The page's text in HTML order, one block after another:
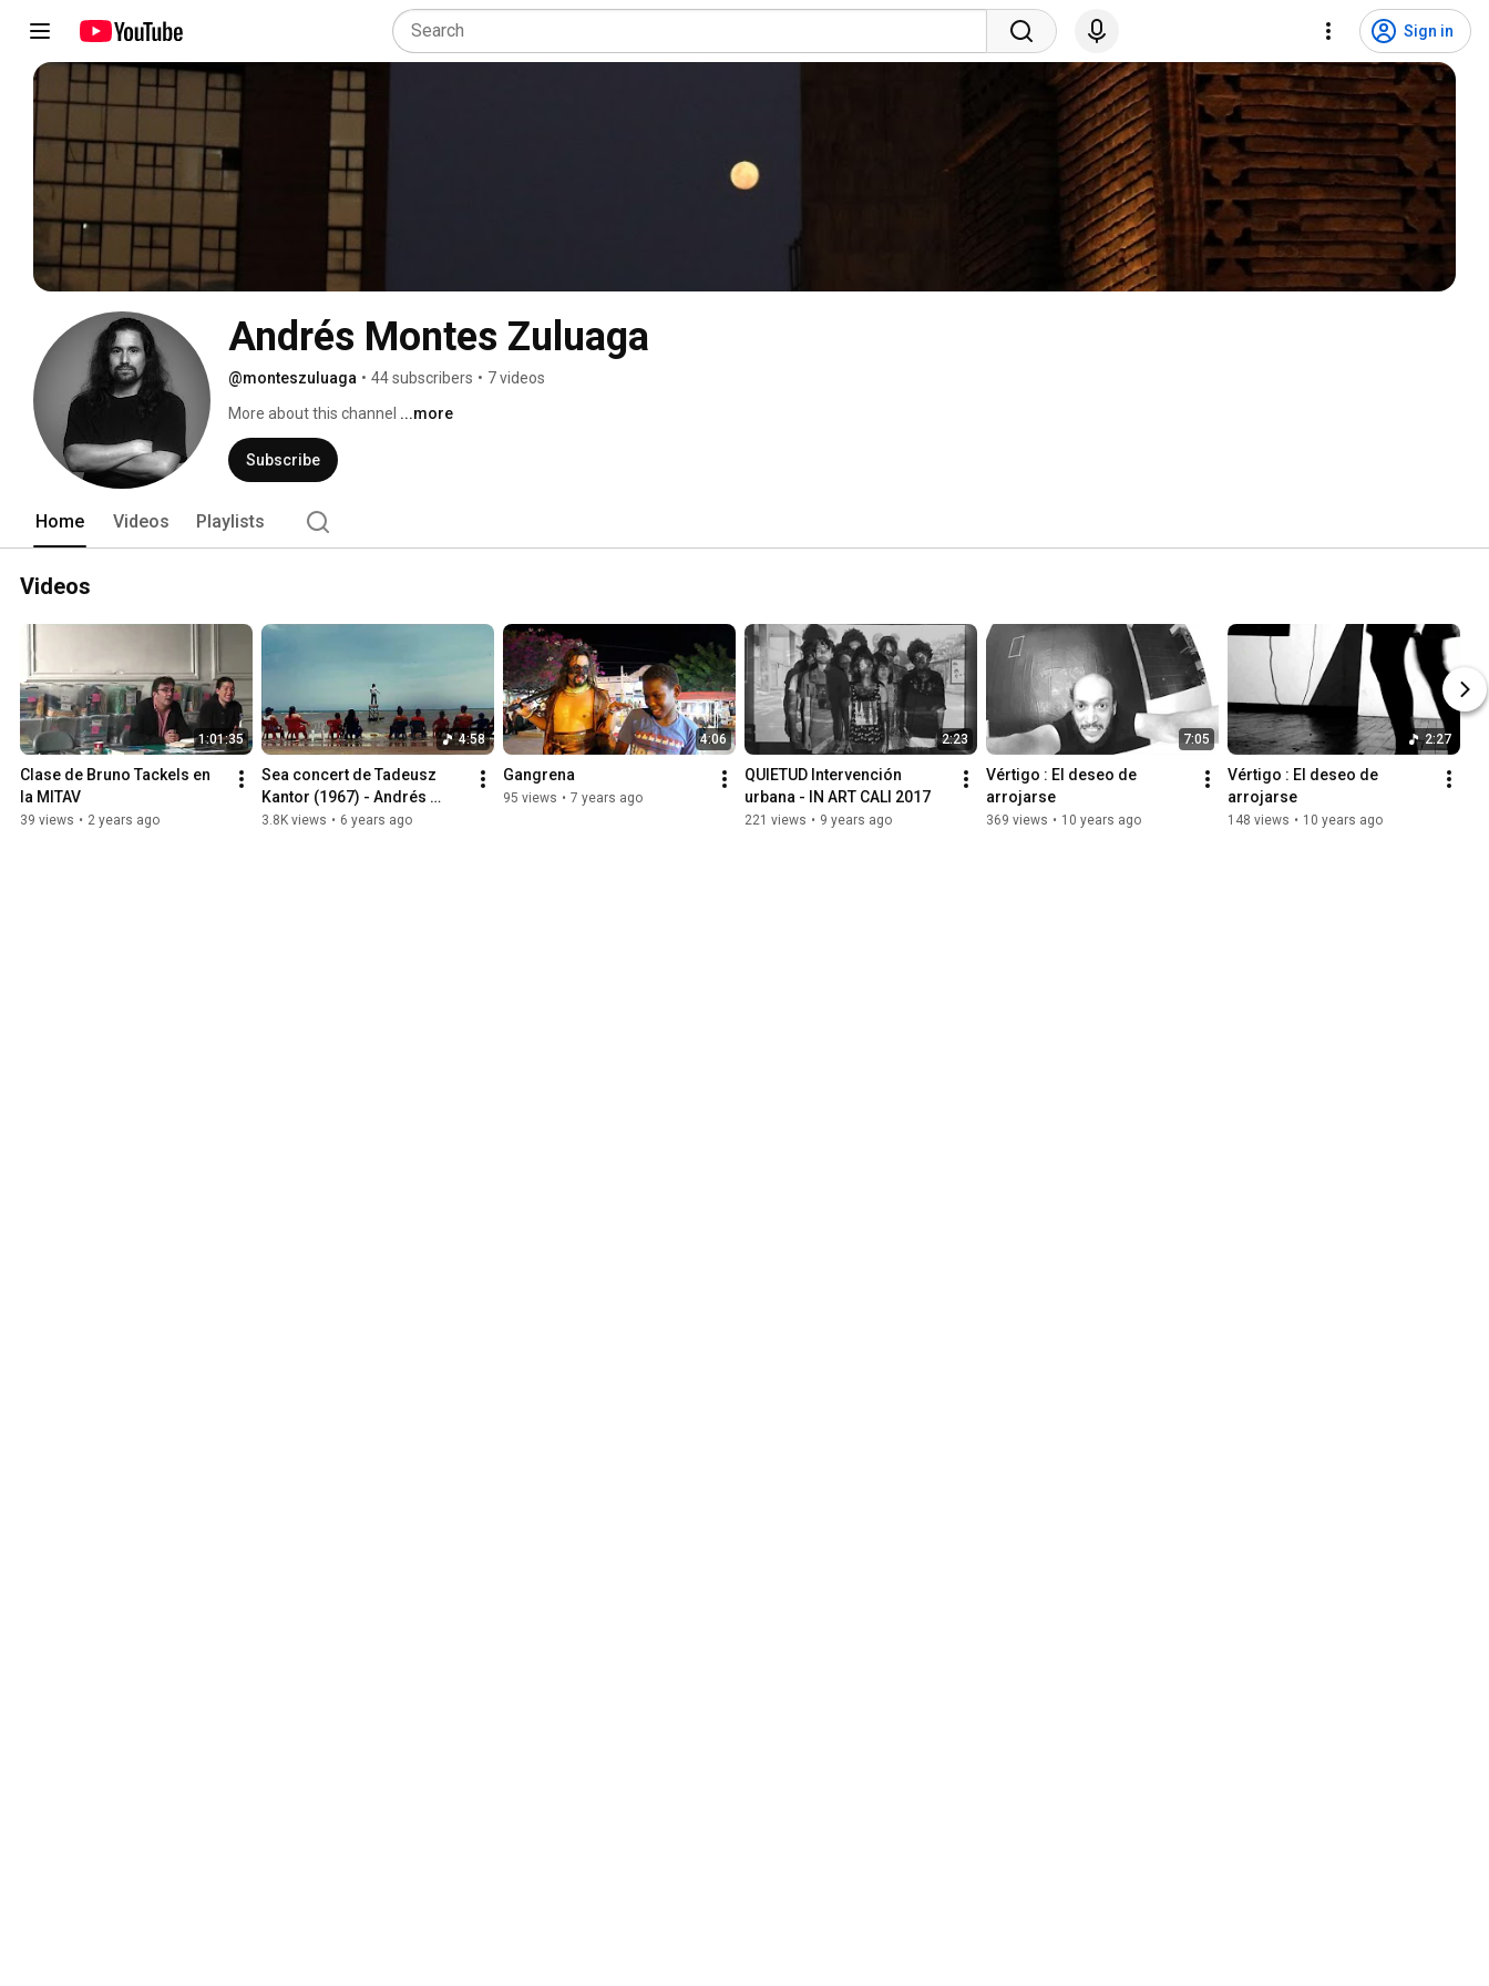
Sign in
Andrés Montes Zuluaga
@monteszuluaga • 44 subscribers • 7 videos
More about this channel ...more
Subscribe
Home Videos Playlists
Videos
1:01:35
Clase de Bruno Tackels en
la MITAV
39 views • 2 years ago
4:58
Sea concert de Tadeusz
Kantor (1967) - Andrés
Montes Zuluaga
3.8K views • 6 years ago
4:06
Gangrena
95 views • 7 years ago
2:23
QUIETUD Intervención
urbana - IN ART CALI 2017
221 views • 9 years ago
7:05
Vértigo : El deseo de
arrojarse
369 views • 10 years ago
2:27
Vértigo : El deseo de
arrojarse
148 views • 10 years ago